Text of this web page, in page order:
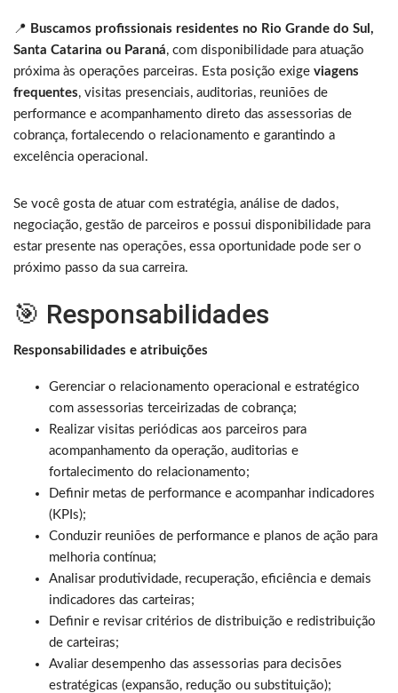
📍 Buscamos profissionais residentes no Rio Grande do Sul,
Santa Catarina ou Paraná, com disponibilidade para atuação
próxima às operações parceiras. Esta posição exige viagens
frequentes, visitas presenciais, auditorias, reuniões de
performance e acompanhamento direto das assessorias de
cobrança, fortalecendo o relacionamento e garantindo a
excelência operacional.
Se você gosta de atuar com estratégia, análise de dados,
negociação, gestão de parceiros e possui disponibilidade para
estar presente nas operações, essa oportunidade pode ser o
próximo passo da sua carreira.
🎯 Responsabilidades
Responsabilidades e atribuições
Gerenciar o relacionamento operacional e estratégico
com assessorias terceirizadas de cobrança;
Realizar visitas periódicas aos parceiros para
acompanhamento da operação, auditorias e
fortalecimento do relacionamento;
Definir metas de performance e acompanhar indicadores
(KPIs);
Conduzir reuniões de performance e planos de ação para
melhoria contínua;
Analisar produtividade, recuperação, eficiência e demais
indicadores das carteiras;
Definir e revisar critérios de distribuição e redistribuição
de carteiras;
Avaliar desempenho das assessorias para decisões
estratégicas (expansão, redução ou substituição);